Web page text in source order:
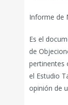
Informe de
Es el
de
pertinentes
el Estudio
opinión de